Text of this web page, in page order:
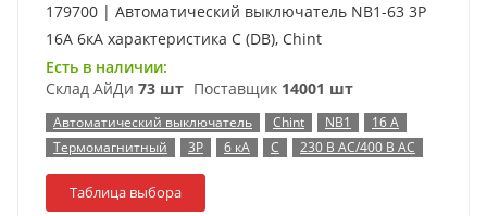
179700 | Автоматический выключатель NB1-63 3P
16А 6кА характеристика C (DB), Chint
Есть в наличии:
Склад АйДи 73 шт Поставщик 14001 шт
Автоматический выключатель Chint NB1
16 А
Термомагнитный
3P 6 кА C 230 В AC/400 В AC
Таблица выбора